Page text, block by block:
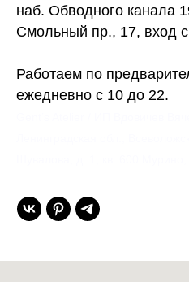
наб. Обводного канала
Смольный пр., 17, вход
Работаем по
ежедневно с 10 до 22.